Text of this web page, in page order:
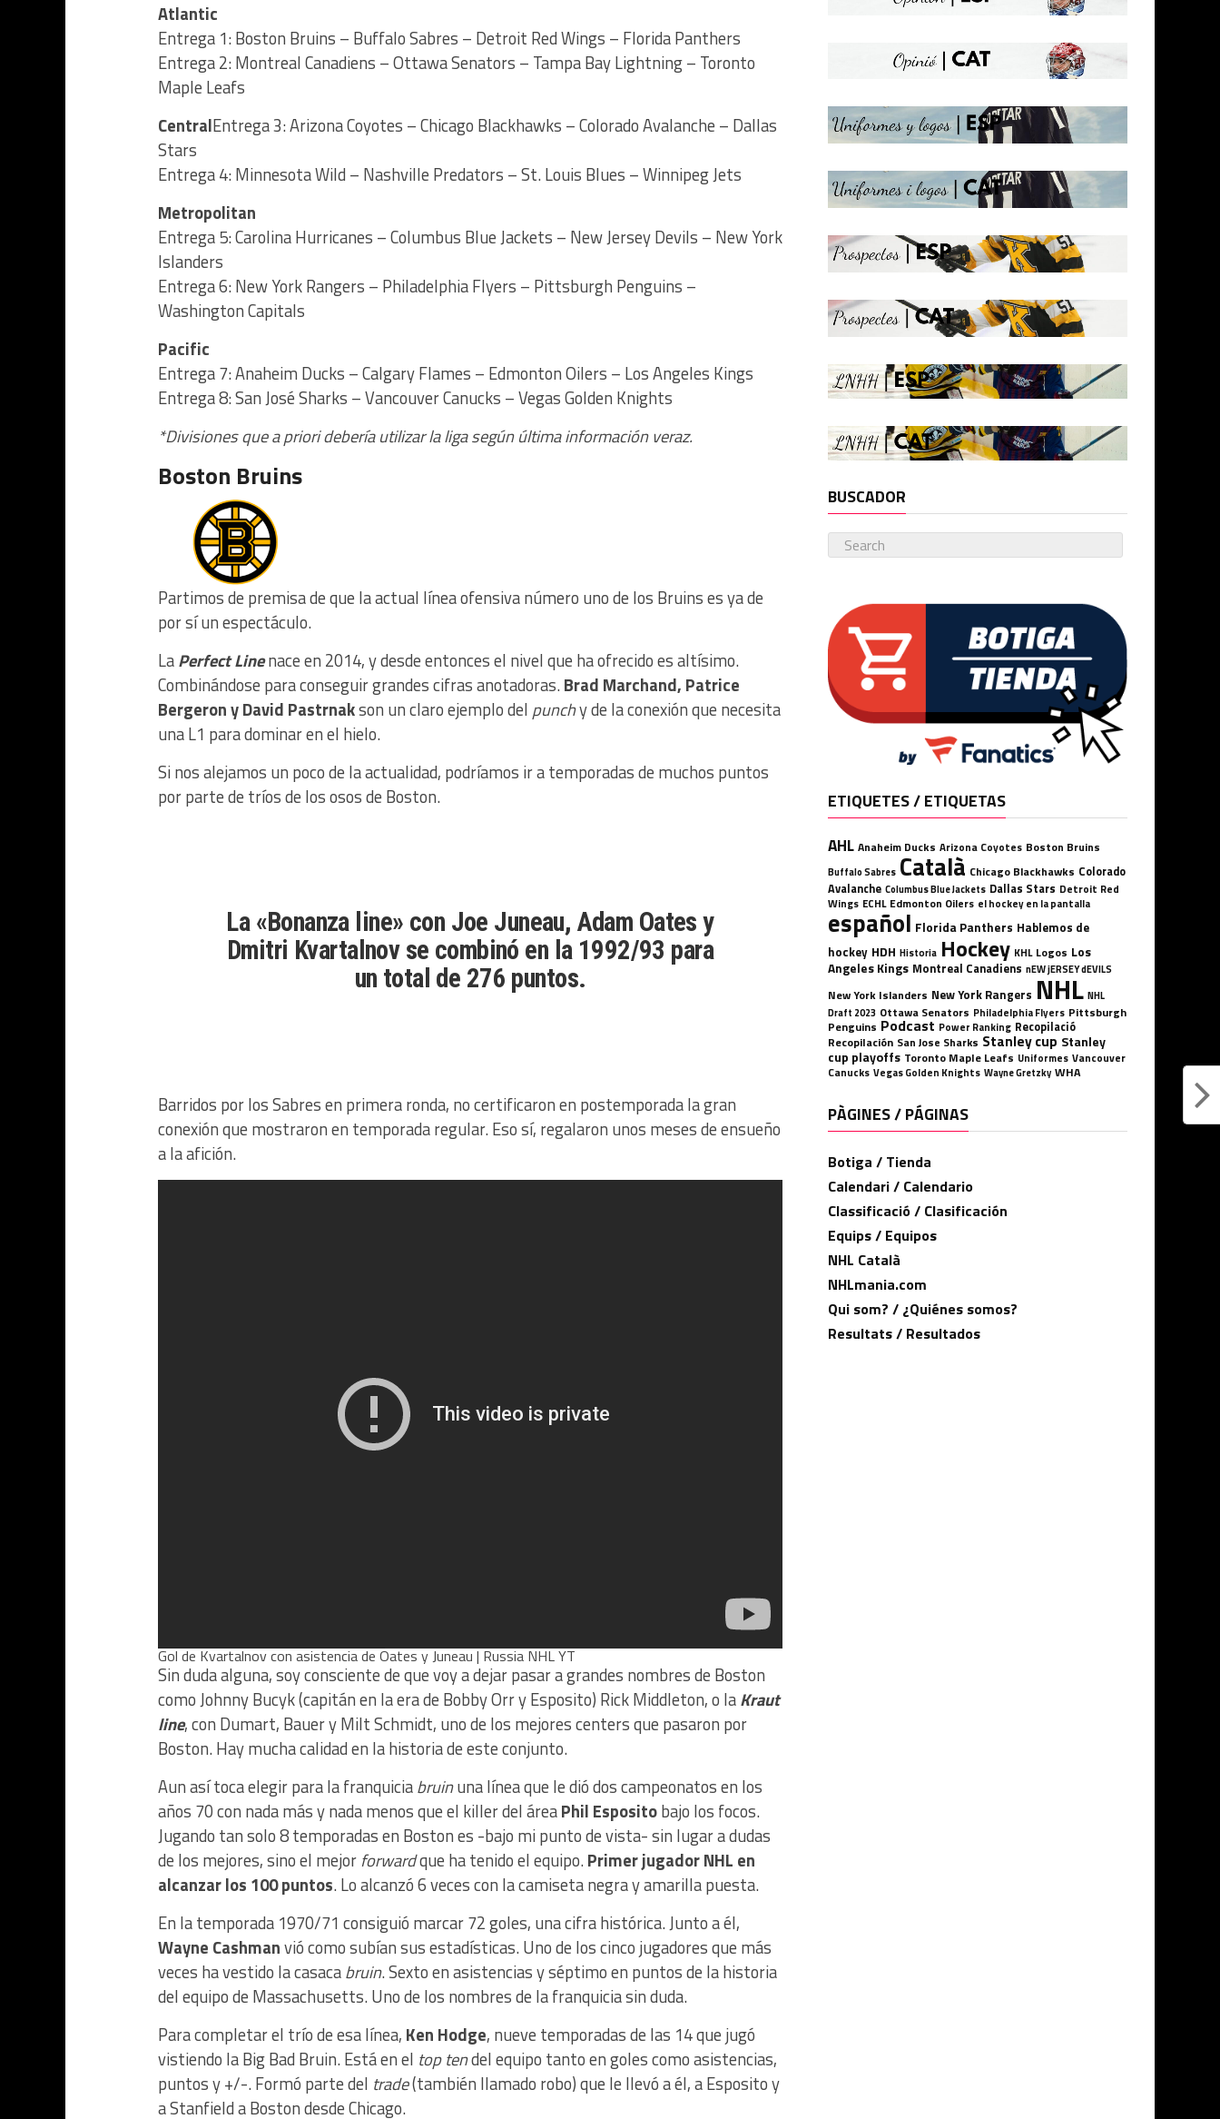
Atlantic
Entrega 1: Boston Bruins – Buffalo Sabres – Detroit Red Wings – Florida Panthers
Entrega 2: Montreal Canadiens – Ottawa Senators – Tampa Bay Lightning – Toronto
Maple Leafs
CentralEntrega 3: Arizona Coyotes – Chicago Blackhawks – Colorado Avalanche – Dallas
Stars
Entrega 4: Minnesota Wild – Nashville Predators – St. Louis Blues – Winnipeg Jets
Metropolitan
Entrega 5: Carolina Hurricanes – Columbus Blue Jackets – New Jersey Devils – New York
Islanders
Entrega 6: New York Rangers – Philadelphia Flyers – Pittsburgh Penguins –
Washington Capitals
Pacific
Entrega 7: Anaheim Ducks – Calgary Flames – Edmonton Oilers – Los Angeles Kings
Entrega 8: San José Sharks – Vancouver Canucks – Vegas Golden Knights
*Divisiones que a priori debería utilizar la liga según última información veraz.
Boston Bruins
Partimos de premisa de que la actual línea ofensiva número uno de los Bruins es ya de
por sí un espectáculo.
LaPerfect Linenace en 2014, y desde entonces el nivel que ha ofrecido es altísimo.
Combinándose para conseguir grandes cifras anotadoras.Brad Marchand, Patrice
Bergeron y David Pastrnakson un claro ejemplo del punchy de la conexión que necesita
una L1 para dominar en el hielo.
Si nos alejamos un poco de la actualidad, podríamos ir a temporadas de muchos puntos
por parte de tríos de los osos de Boston.
La «Bonanza line» con Joe Juneau, Adam Oates y
Dmitri Kvartalnov se combinó en la 1992/93 para
un total de 276 puntos.
Barridos por los Sabres en primera ronda, no certificaron en postemporada la gran
conexión que mostraron en temporada regular. Eso sí, regalaron unos meses de ensueño
a la afición.
Gol de Kvartalnov con asistencia de Oates y Juneau | Russia NHL YT
Sin duda alguna, soy consciente de que voy a dejar pasar a grandes nombres de Boston
como Johnny Bucyk (capitán en la era de Bobby Orr y Esposito) Rick Middleton, o laKraut
line, con Dumart, Bauer y Milt Schmidt, uno de los mejores centers que pasaron por
Boston. Hay mucha calidad en la historia de este conjunto.
Aun así toca elegir para la franquiciabruinuna línea que le dió dos campeonatos en los
años 70 con nada más y nada menos que el killer del áreaPhil Espositobajo los focos.
Jugando tan solo 8 temporadas en Boston es -bajo mi punto de vista- sin lugar a dudas
de los mejores, sino el mejorforwardque ha tenido el equipo.Primer jugador NHL en
alcanzar los 100 puntos. Lo alcanzó 6 veces con la camiseta negra y amarilla puesta.
En la temporada 1970/71 consiguió marcar 72 goles, una cifra histórica. Junto a él,
Wayne Cashmanvió como subían sus estadísticas. Uno de los cinco jugadores que más
veces ha vestido la casacabruin. Sexto en asistencias y séptimo en puntos de la historia
del equipo de Massachusetts. Uno de los nombres de la franquicia sin duda.
Para completar el trío de esa línea, Ken Hodge, nueve temporadas de las 14 que jugó
vistiendo la Big Bad Bruin. Está en el top tendel equipo tanto en goles como asistencias,
puntos y +/-. Formó parte del trade(también llamado robo) que le llevó a él, a Esposito y
a Stanfield a Boston desde Chicago.
BUSCADOR
ETIQUETES / ETIQUETAS
AHL Anaheim Ducks Arizona Coyotes Boston Bruins
Buffalo Sabres Català Chicago Blackhawks Colorado
Avalanche Columbus Blue Jackets Dallas Stars Detroit Red
Wings ECHL Edmonton Oilers el hockey en la pantalla
español Florida Panthers Hablemos de
hockey HDH Historia Hockey KHL Logos Los
Angeles Kings Montreal Canadiens nEW jERSEY dEVILS
New York Islanders New York Rangers NHL NHL
Draft 2023 Ottawa Senators Philadelphia Flyers Pittsburgh
Penguins Podcast Power Ranking Recopilació
Recopilación San Jose Sharks Stanley cup Stanley
cup playoffs Toronto Maple Leafs Uniformes Vancouver
Canucks Vegas Golden Knights Wayne Gretzky WHA
PÀGINES / PÁGINAS
Botiga / Tienda
Calendari / Calendario
Classificació / Clasificación
Equips / Equipos
NHL Català
NHLmania.com
Qui som? / ¿Quiénes somos?
Resultats / Resultados